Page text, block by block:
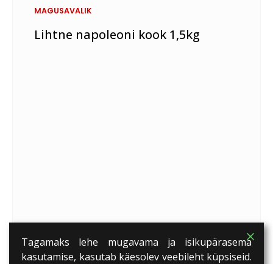
MAGUSAVALIK
Lihtne napoleoni kook 1,5kg
Tagamaks lehe mugavama ja isikupärasema
kasutamise, kasutab käesolev veebileht küpsiseid.